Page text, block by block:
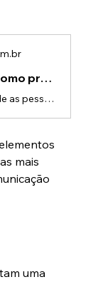
Sala Imersiva: Como prender a atenção do público? | Lou Studios
Em um mundo onde as pessoas são impactadas por milhares de mensagens todos os dias, prender a atenção do público se tornou um dos maiores desafios para empresas, marcas e organizadores de eventos.É justamente por isso que as salas imersivas vêm ganhando espaço em feiras, ativações de marca, convenções e experiências corporativas. Elas conseguem algo que poucas ferramentas de comunicação alcançam: capturar a atenção das pessoas de forma quase instantânea e mantê-la durante toda a experiência.Mas
mais
uma